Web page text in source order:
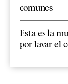
comunes
Esta es la
por lavar el